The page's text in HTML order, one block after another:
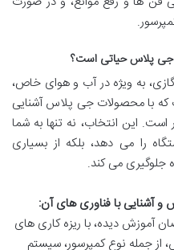
پلاس حیاتی است؟
به ویژه در آب و هوای خاص،
با محصولات جی پلاس آشنایی
است. این انتخاب، نه تنها به شما
را می دهد، بلکه از بسیاری
جلوگیری می کند.
با فناوری های آن:
آموزش دیده، با ریزه کاری های
جمله نوع کمپرسور، سیستم